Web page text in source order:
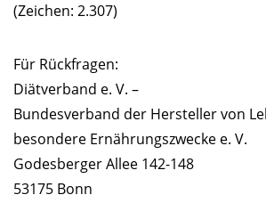
(Zeichen: 2.307)
Für Rückfragen:
Diätverband e. V. –
Bundesverband der Hersteller von
besondere Ernährungszwecke e. V.
Godesberger Allee 142-148
53175 Bonn